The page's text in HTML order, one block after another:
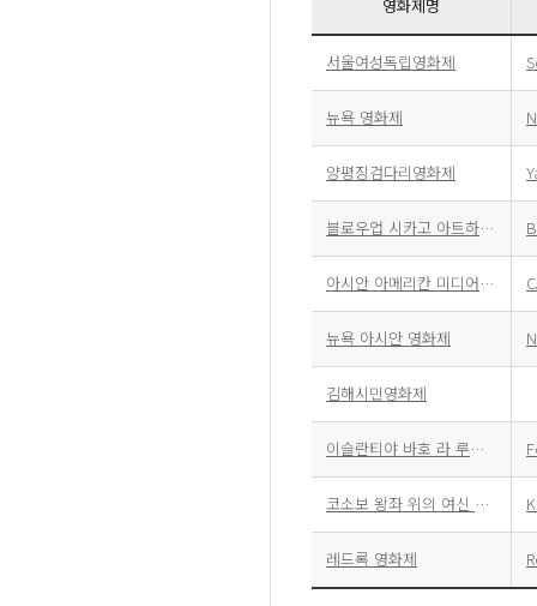
영화제명
서울여성독립영화제
뉴욕 영화제
양평징검다리영화제
블로우업 시카고 아트하우스 영화제
아시안 아메리칸 미디어센터 영화제
뉴욕 아시안 영화제
김해시민영화제
이슬란티야 바호 라 루나 국제 영화제
코소보 왕좌 위의 여신 영화제
레드록 영화제